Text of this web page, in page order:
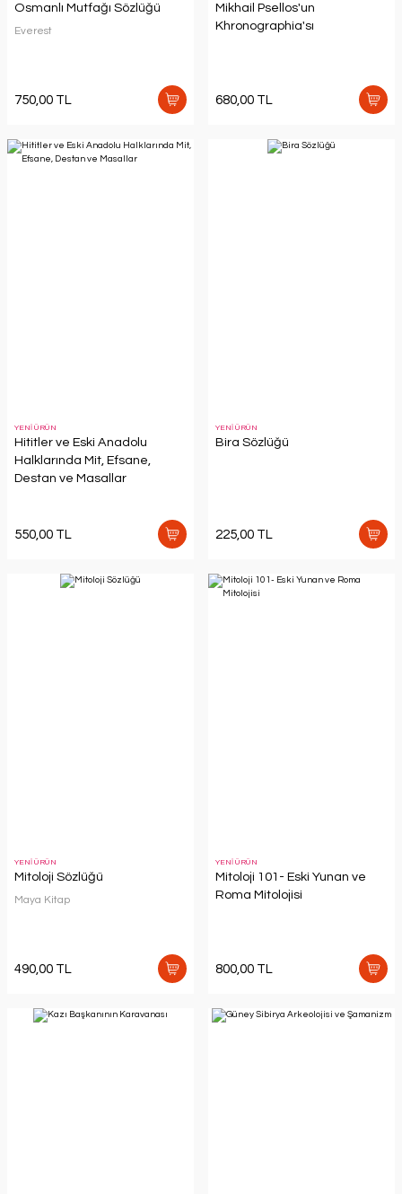
Osmanlı Mutfağı Sözlüğü
Everest
750,00 TL
Mikhail Psellos'un
Khronographia'sı
680,00 TL
YENİ ÜRÜN
Hititler ve Eski Anadolu
Halklarında Mit, Efsane,
Destan ve Masallar
550,00 TL
YENİ ÜRÜN
Bira Sözlüğü
225,00 TL
YENİ ÜRÜN
Mitoloji Sözlüğü
Maya Kitap
490,00 TL
YENİ ÜRÜN
Mitoloji 101- Eski Yunan ve
Roma Mitolojisi
800,00 TL